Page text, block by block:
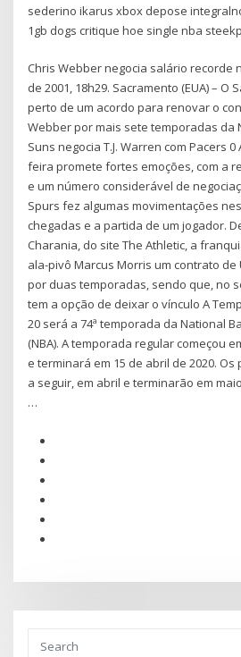
sederino ikarus xbox depose
1gb dogs critique hoe single nba
Chris Webber negocia salário recorde
de 2001, 18h29. Sacramento (EUA) – O
perto de um acordo para renovar o
Webber por mais sete temporadas da
Suns negocia T.J. Warren com Pacers
feira promete fortes emoções, com a
e um número considerável de
Spurs fez algumas movimentações
chegadas e a partida de um jogador.
Charania, do site The Athletic, a
ala-pivô Marcus Morris um contrato de
por duas temporadas, sendo que, no
tem a opção de deixar o vínculo A
20 será a 74ª temporada da National
(NBA). A temporada regular começou
e terminará em 15 de abril de 2020.
a seguir, em abril e terminarão em
…